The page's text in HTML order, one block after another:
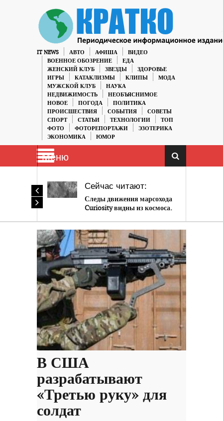
IT NEWS АВТО АФИША
ВИДЕО
ВОЕННОЕ ОБОЗРЕНИЕ
ЕДА
ЖЕНСКИЙ КЛУБ
ЗВЕЗДЫ
ЗДОРОВЬЕ
ИГРЫ
КАТАКЛИЗМЫ КЛИПЫ
МОДА
МУЖСКОЙ КЛУБ
НАУКА
НЕДВИЖИМОСТЬ
НЕОБЪЯСНИМОЕ
НОВОЕ
ПОГОДА
ПОЛИТИКА
ПРОИСШЕСТВИЯ
СОБЫТИЯ
СОВЕТЫ
СПОРТ
СТАТЬИ ТЕХНОЛОГИИ
ТОП
ФОТО
ФОТОРЕПОРТАЖИ
ЭЗОТЕРИКА
ЭКОНОМИКА
ЮМОР
Меню
Сейчас читают:
Следы движения марсохода
Curiosity видны из космоса.
В США
разрабатывают
«Третью руку» для
солдат